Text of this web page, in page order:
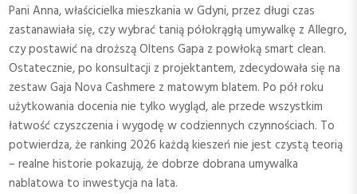
Pani Anna, właścicielka mieszkania w Gdyni, przez długi czas
zastanawiała się, czy wybrać tanią półokrągłą umywalkę z Allegro,
czy postawić na droższą Oltens Gapa z powłoką smart clean.
Ostatecznie, po konsultacji z projektantem, zdecydowała się na
zestaw Gaja Nova Cashmere z matowym blatem. Po pół roku
użytkowania docenia nie tylko wygląd, ale przede wszystkim
łatwość czyszczenia i wygodę w codziennych czynnościach. To
potwierdza, że ranking 2026 każdą kieszeń nie jest czystą teorią
– realne historie pokazują, że dobrze dobrana umywalka
nablatowa to inwestycja na lata.